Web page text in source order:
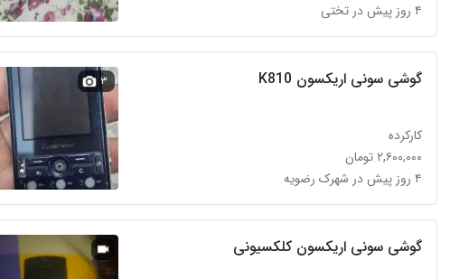
۴ روز پیش در تختی
گوشی سونی اریکسون K810
کارکرده
۲,۶۰۰,۰۰۰ تومان
۴ روز پیش در شهرک رضویه
۳
گوشی سونی اریکسون کلکسیونی